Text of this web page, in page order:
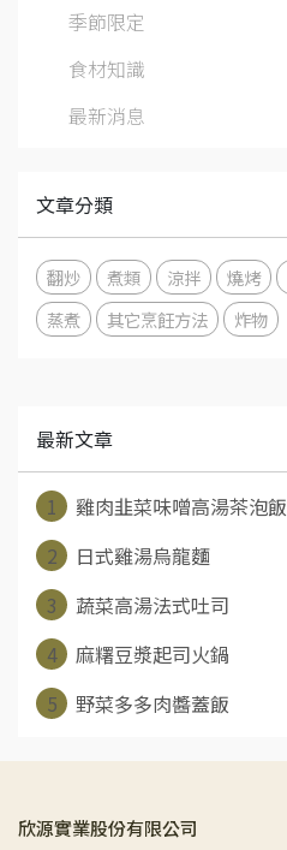
季節限定
食材知識
最新消息
文章分類
翻炒 煮類 涼拌 燒烤
蒸煮
其它烹飪方法 炸物
最新文章
1
雞肉韭菜味噌高湯茶泡飯
2
日式雞湯烏龍麵
3
蔬菜高湯法式吐司
4
麻糬豆漿起司火鍋
5
野菜多多肉醬蓋飯
欣源實業股份有限公司